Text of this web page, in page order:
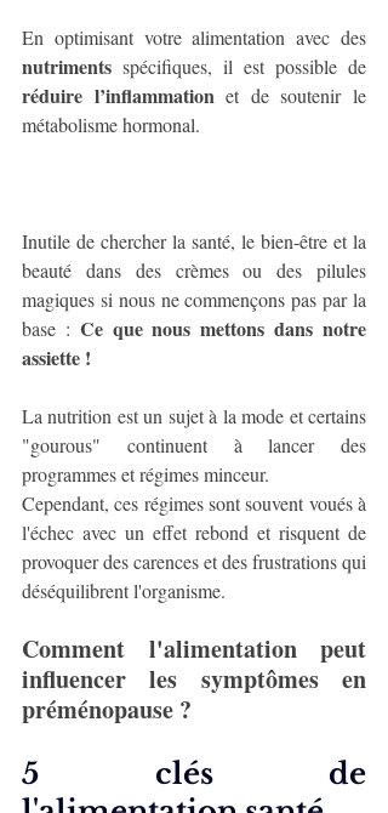
nutriments
réduire l’inflammation et de soutenir le
métabolisme hormonal.
Inutile de chercher la santé, le bien-être et la
beauté dans des crèmes ou des pilules
magiques si nous ne commençons pas par la
base : Ce que nous mettons dans notre
assiette !
La nutrition est un sujet à la mode et certains
"gourous" continuent à lancer des
programmes et régimes minceur.
Cependant, ces régimes sont souvent voués à
l'échec avec un effet rebond et risquent de
provoquer des carences et des frustrations qui
déséquilibrent l'organisme.
Comment l'alimentation peut
influencer les symptômes en
préménopause ?
5 clés de